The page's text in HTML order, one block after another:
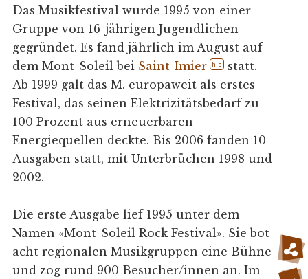
Das Musikfestival wurde 1995 von einer
Gruppe von 16-jährigen Jugendlichen
gegründet. Es fand jährlich im August auf
dem Mont-Soleil bei Saint-Imier hls statt.
Ab 1999 galt das M. europaweit als erstes
Festival, das seinen Elektrizitätsbedarf zu
100 Prozent aus erneuerbaren
Energiequellen deckte. Bis 2006 fanden 10
Ausgaben statt, mit Unterbrüchen 1998 und
2002.
Die erste Ausgabe lief 1995 unter dem
Namen «Mont-Soleil Rock Festival». Sie bot
acht regionalen Musikgruppen eine Bühne
und zog rund 900 Besucher/innen an. Im